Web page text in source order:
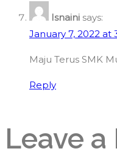
Isnaini says:
January 7, 2022 at
Maju Terus SMK
Reply
Leave a